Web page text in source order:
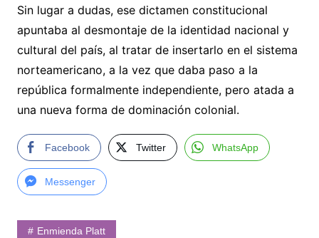
Sin lugar a dudas, ese dictamen constitucional
apuntaba al desmontaje de la identidad nacional y
cultural del país, al tratar de insertarlo en el sistema
norteamericano, a la vez que daba paso a la
república formalmente independiente, pero atada a
una nueva forma de dominación colonial.
Facebook Twitter WhatsApp
Messenger
Enmienda Platt